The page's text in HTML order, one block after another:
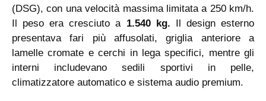
(DSG), con una velocità massima limitata a 250 km/h.
Il peso era cresciuto a 1.540 kg. Il design esterno
presentava fari più affusolati, griglia anteriore a
lamelle cromate e cerchi in lega specifici, mentre gli
interni includevano sedili sportivi in pelle,
climatizzatore automatico e sistema audio premium.